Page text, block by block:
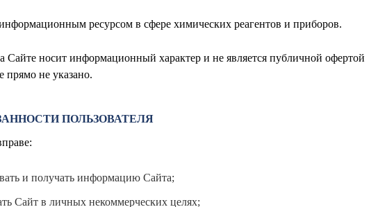
ресурсом в сфере химических реагентов и приборов.
Сайте носит информационный характер и не является публичной офертой
прямо не указано.
ПОЛЬЗОВАТЕЛЯ
и получать информацию Сайта;
Сайт в личных некоммерческих целях;